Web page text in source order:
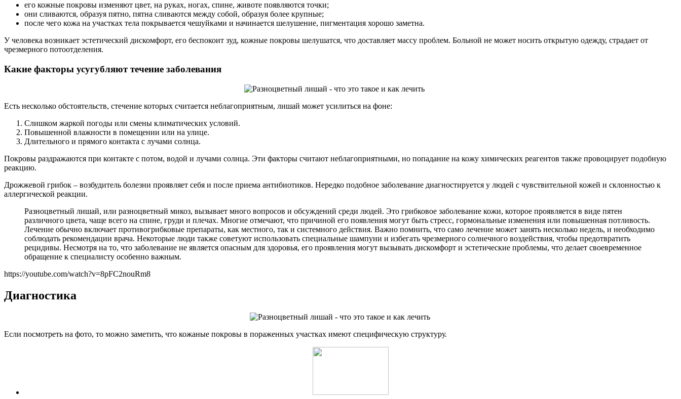
его кожные покровы изменяют цвет, на руках, ногах, спине, животе появляются точки;
они сливаются, образуя пятно, пятна сливаются между собой, образуя более крупные;
после чего кожа на участках тела покрывается чешуйками и начинается шелушение, пигментация хорошо заметна.
У человека возникает эстетический дискомфорт, его беспокоит зуд, кожные покровы шелушатся, что доставляет массу проблем. Больной не может носить открытую одежду, страдает от
чрезмерного потоотделения.
Какие факторы усугубляют течение заболевания
Есть несколько обстоятельств, стечение которых считается неблагоприятным, лишай может усилиться на фоне:
Слишком жаркой погоды или смены климатических условий.
Повышенной влажности в помещении или на улице.
Длительного и прямого контакта с лучами солнца.
Покровы раздражаются при контакте с потом, водой и лучами солнца. Эти факторы считают неблагоприятными, но попадание на кожу химических реагентов также провоцирует подобную
реакцию.
Дрожжевой грибок – возбудитель болезни проявляет себя и после приема антибиотиков. Нередко подобное заболевание диагностируется у людей с чувствительной кожей и склонностью к
аллергической реакции.
Разноцветный лишай, или разноцветный микоз, вызывает много вопросов и обсуждений среди людей. Это грибковое заболевание кожи, которое проявляется в виде пятен
различного цвета, чаще всего на спине, груди и плечах. Многие отмечают, что причиной его появления могут быть стресс, гормональные изменения или повышенная потливость.
Лечение обычно включает противогрибковые препараты, как местного, так и системного действия. Важно помнить, что само лечение может занять несколько недель, и необходимо
соблюдать рекомендации врача. Некоторые люди также советуют использовать специальные шампуни и избегать чрезмерного солнечного воздействия, чтобы предотвратить
рецидивы. Несмотря на то, что заболевание не является опасным для здоровья, его проявления могут вызывать дискомфорт и эстетические проблемы, что делает своевременное
обращение к специалисту особенно важным.
https://youtube.com/watch?v=8pFC2nouRm8
Диагностика
Если посмотреть на фото, то можно заметить, что кожаные покровы в пораженных участках имеют специфическую структуру.